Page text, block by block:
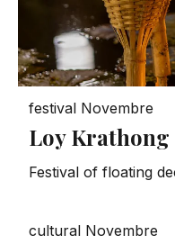
festival Novembre
Loy Krathong
Festival of floating
cultural Novembre